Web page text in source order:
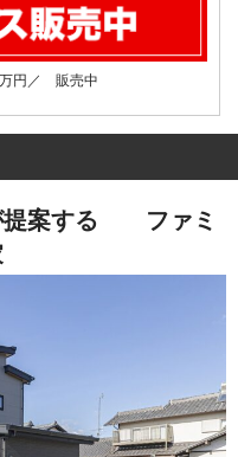
円／ 販売中
提案する ファミ